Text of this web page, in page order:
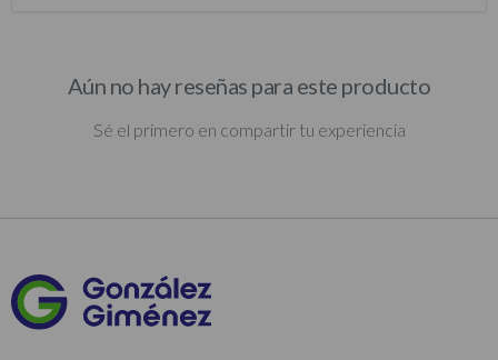
Aún no hay reseñas para este producto
Sé el primero en compartir tu experiencia